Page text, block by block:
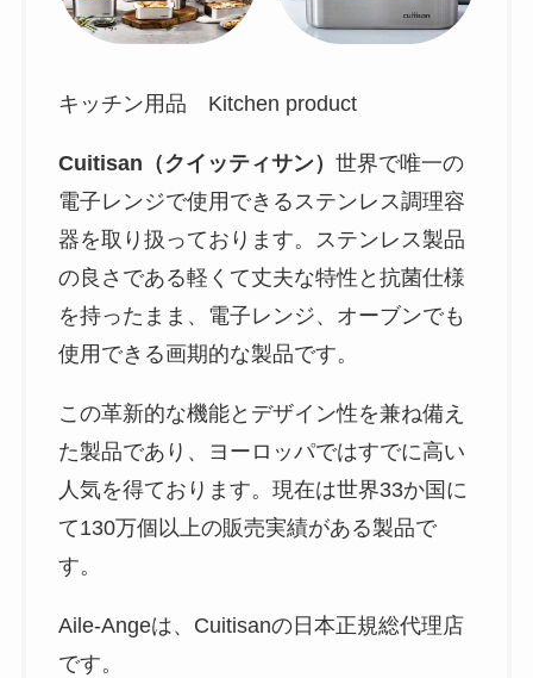
キッチン用品 Kitchen product
Cuitisan（クイッティサン） 世界で唯一の
電子レンジで使用できるステンレス調理容
器を取り扱っております。ステンレス製品
の良さである軽くて丈夫な特性と抗菌仕様
を持ったまま、電子レンジ、オーブンでも
使用できる画期的な製品です。
この革新的な機能とデザイン性を兼ね備え
た製品であり、ヨーロッパではすでに高い
人気を得ております。現在は世界33か国に
て130万個以上の販売実績がある製品で
す。
Aile-Angeは、Cuitisanの日本正規総代理店
です。